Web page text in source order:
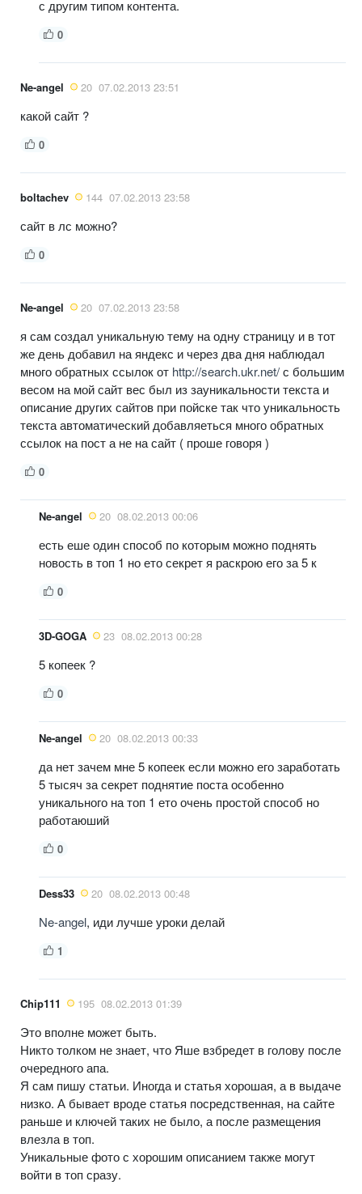
с другим типом контента.
0
Ne-angel 20 07.02.2013 23:51
какой сайт ?
0
boltachev 144 07.02.2013 23:58
сайт в лс можно?
0
Ne-angel 20 07.02.2013 23:58
я сам создал уникальную тему на одну страницу и в тот
же день добавил на яндекс и через два дня наблюдал
много обратных ссылок от http://search.ukr.net/с большим
весом на мой сайт вес был из зауникальности текста и
описание других сайтов при пойске так что уникальность
текста автоматический добавляеться много обратных
ссылок на пост а не на сайт ( проше говоря )
0
Ne-angel 20 08.02.2013 00:06
есть еше один способ по которым можно поднять
новость в топ 1 но ето секрет я раскрою его за 5 к
0
3D-GOGA 23 08.02.2013 00:28
5 копеек ?
0
Ne-angel 20 08.02.2013 00:33
да нет зачем мне 5 копеек если можно его заработать
5 тысяч за секрет поднятие поста особенно
уникального на топ 1 ето очень простой способ но
работаюший
0
Dess33 20 08.02.2013 00:48
Ne-angel, иди лучше уроки делай
1
Chip111 195 08.02.2013 01:39
Это вполне может быть.
Никто толком не знает, что Яше взбредет в голову после
очередного апа.
Я сам пишу статьи. Иногда и статья хорошая, а в выдаче
низко. А бывает вроде статья посредственная, на сайте
раньше и ключей таких не было, а после размещения
влезла в топ.
Уникальные фото с хорошим описанием также могут
войти в топ сразу.